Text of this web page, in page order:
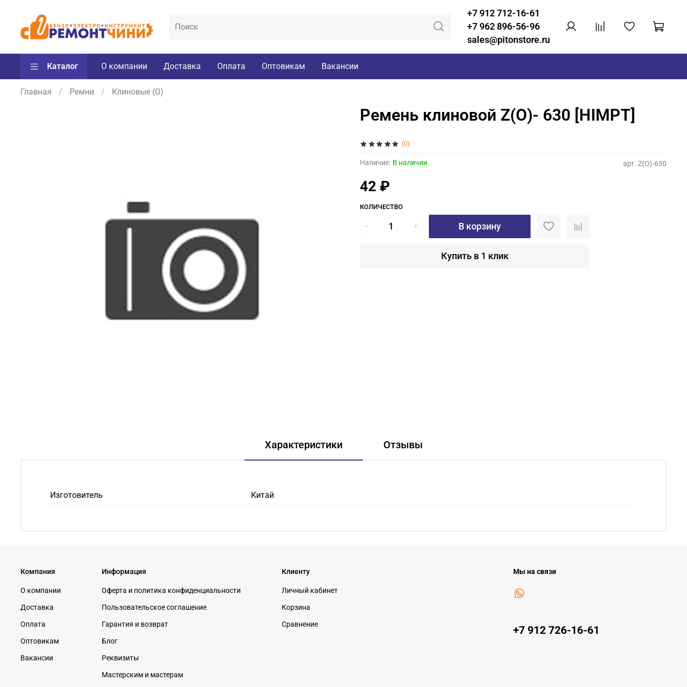
+7 912 712-16-61
+7 962 896-56-96
sales@pitonstore.ru
Каталог О компании Доставка Оплата Оптовикам Вакансии
Главная Ремни Клиновые (O)
(0)
арт. Z(O)-630
Наличие: В наличии
Ремень клиновой Z(O)- 630 [HIMPT]
42 ₽
КОЛИЧЕСТВО
В корзину
Купить в 1 клик
Характеристики Отзывы
Изготовитель Китай
Компания
О компании
Доставка
Оплата
Оптовикам
Вакансии
Информация
Оферта и политика конфиденциальности
Пользовательское соглашение
Гарантия и возврат
Блог
Реквизиты
Мастерским и мастерам
Клиенту
Личный кабинет
Корзина
Сравнение
Мы на связи
+7 912 726-16-61